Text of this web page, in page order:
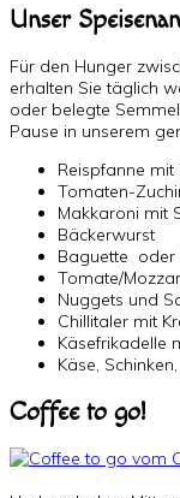
Unser
Für den Hunger
erhalten Sie täglich
oder belegte
Pause in unserem
Reispfanne mit
Tomaten-
Makkaroni mit
Bäckerwurst
Baguette oder
Tomate/
Nuggets und
Chillitaler mit
Käsefrikadelle
Käse,
Coffee to go!